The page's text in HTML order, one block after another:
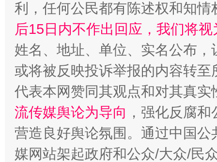
利，任何公民都有陈述权和知情
后15日内不作出回应，我们将
姓名、地址、单位、实名公布
或将被反映投诉举报的内容转
代表本网赞同其观点和对其真实
流传媒舆论为导向 ，强化反腐
营造良好舆论氛围。通过中国
媒网站架起政府和公众/大众/民